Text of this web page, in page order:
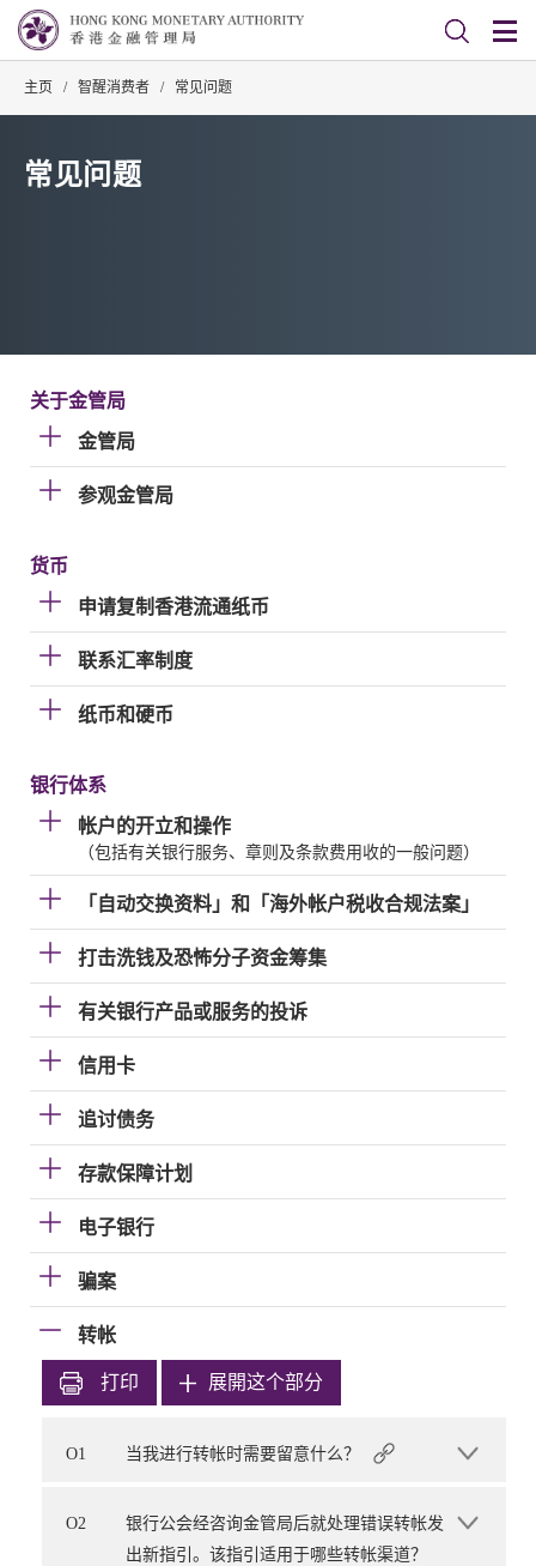
主页 / 智醒消费者 / 常见问题
常见问题
关于金管局
金管局
参观金管局
货币
申请复制香港流通纸币
联系汇率制度
纸币和硬币
银行体系
帐户的开立和操作
（包括有关银行服务、章则及条款费用收的一般问题）
「自动交换资料」和「海外帐户税收合规法案」
打击洗钱及恐怖分子资金筹集
有关银行产品或服务的投诉
信用卡
追讨债务
存款保障计划
电子银行
骗案
转帐
打印 展開这个部分
O1 当我进行转帐时需要留意什么？
O2
银行公会经咨询金管局后就处理错误转帐发
出新指引。该指引适用于哪些转帐渠道？